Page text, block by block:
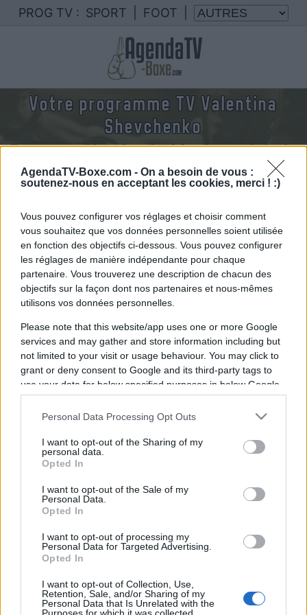
AgendaTV-Boxe.com - On a besoin de vous :
soutenez-nous en acceptant les cookies, merci ! :)
Vous pouvez configurer vos réglages et choisir comment
vous souhaitez que vos données personnelles soient utilisée
en fonction des objectifs ci-dessous. Vous pouvez configurer
les réglages de manière indépendante pour chaque
partenaire. Vous trouverez une description de chacun des
objectifs sur la façon dont nos partenaires et nous-mêmes
utilisons vos données personnelles.
Please note that this website/app uses one or more Google
services and may gather and store information including but
not limited to your visit or usage behaviour. You may click to
grant or deny consent to Google and its third-party tags to
use your data for below specified purposes in below Google
consent section.
Personal Data Processing Opt Outs
I want to opt-out of the Sharing of my
personal data.
Opted In
I want to opt-out of the Sale of my
Personal Data.
Opted In
I want to opt-out of processing my
Personal Data for Targeted Advertising.
Opted In
I want to opt-out of Collection, Use,
Retention, Sale, and/or Sharing of my
Personal Data that Is Unrelated with the
PROG TV : SPORT FOOT
Votre programme TV Valentina
Shevchenko
Nous rassemblons le calendrier des combats de
Valentina Shevchenko diffusés à la TV en
France
Vous trouverez ci-dessous la liste des futurs
Valentina Shevchenko. Ce boxeur de Perou est
né il y a 38 ans, en 1988.
Valentina Shevchenko annoncées à la
télévision pour le moment. Nous mettrons cette
page à jour dès que ce sera le cas.
Pour suivre l'
n'hésitez pas à vous rendre chez notre
partenaire RezoSport.com qui sélectionne l'actu